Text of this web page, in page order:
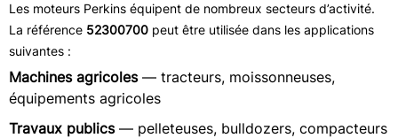
Les moteurs Perkins équipent de nombreux secteurs d’activité.
La référence 52300700 peut être utilisée dans les applications
suivantes :
Machines agricoles— tracteurs, moissonneuses,
équipements agricoles
Travaux publics— pelleteuses, bulldozers, compacteurs